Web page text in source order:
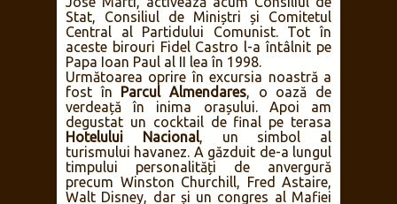
Stat, Consiliul de Miniștri și Comitetul
Central al Partidului Comunist. Tot în
aceste birouri Fidel Castro l-a întâlnit pe
Papa Ioan Paul al II lea în 1998.
Următoarea oprire în excursia noastră a
fost în Parcul Almendares, o oază de
verdeață în inima orașului. Apoi am
degustat un cocktail de final pe terasa
Hotelului Nacional, un simbol al
turismului havanez. A găzduit de-a lungul
timpului personalități de anvergură
precum Winston Churchill, Fred Astaire,
Walt Disney, dar și un congres al Mafiei